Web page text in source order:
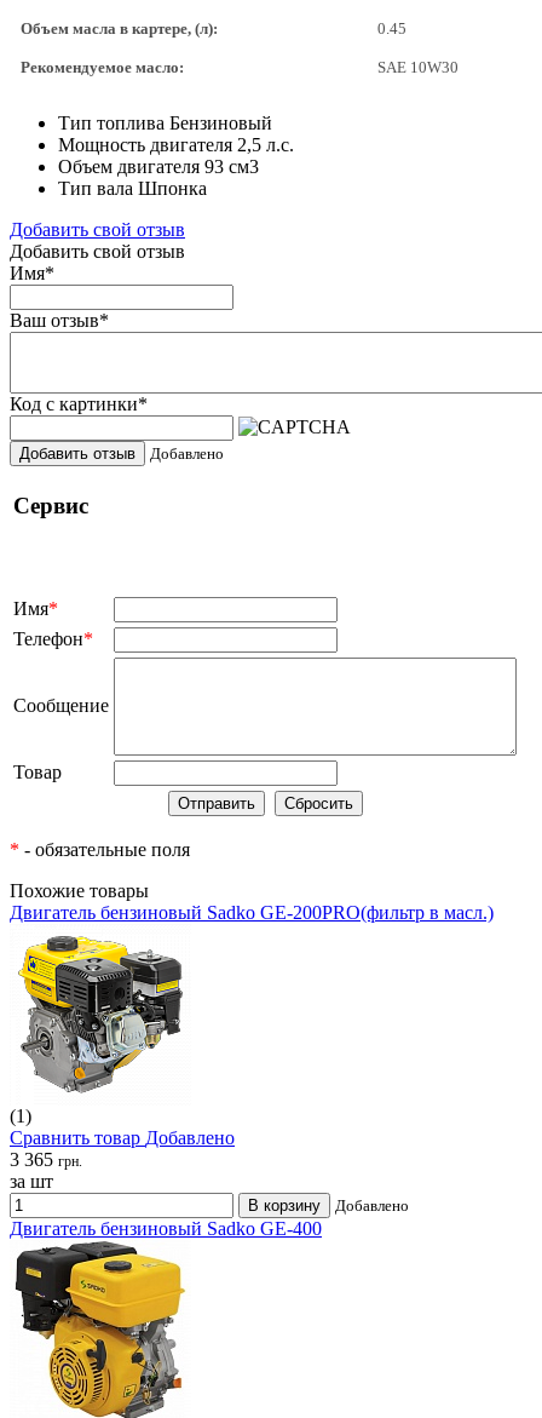
Объем масла в картере, (л): 0.45
Рекомендуемое масло: SAE 10W30
Тип топлива Бензиновый
Мощность двигателя 2,5 л.с.
Объем двигателя 93 см3
Тип вала Шпонка
Добавить свой отзыв
Добавить свой отзыв
Имя*
Ваш отзыв*
Код с картинки*
Добавить отзыв Добавлено
Сервис
Имя*
Телефон*
Сообщение
Товар
* - обязательные поля
Похожие товары
Двигатель бензиновый Sadko GE-200PRO(фильтр в масл.)
(1)
Сравнить товар Добавлено
3 365 грн.
за шт
В корзину Добавлено
Двигатель бензиновый Sadko GE-400